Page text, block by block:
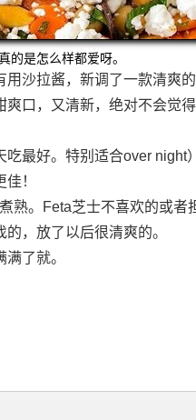
的是怎么样都爱呀。
沙拉酱，新调了一款清爽
口，又清新，绝对不会觉
最好。特别适合over night
！
熟。Feta芝士不喜欢的或者
，放了以后很清爽的。
了就。